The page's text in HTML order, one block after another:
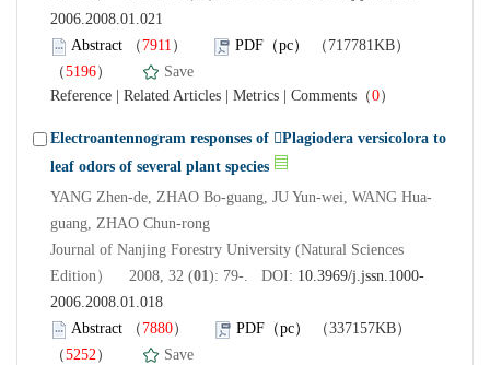
2006.2008.01.021
Abstract （ 7911 ） PDF（pc）
（717781KB）
（5196）
Save
Reference
Related Articles Metrics Comments （0）
Electroantennogram responses of Plagiodera versicolora to
leaf odors of several plant species
YANG Zhen-de, ZHAO Bo-guang, JU Yun-wei, WANG Hua-
guang, ZHAO Chun-rong
Journal of Nanjing Forestry University (Natural Sciences
Edition） 2008, 32 (01): 79-. DOI: 10.3969/j.jssn.1000-
2006.2008.01.018
Abstract （ 7880） PDF（pc）
（337157KB）
（5252）
Save